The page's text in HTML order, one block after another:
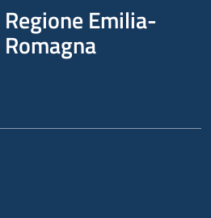
Regione Emilia-
Romagna